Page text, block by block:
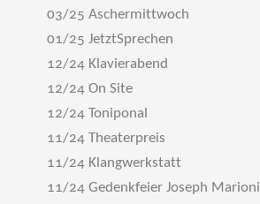
03/25 Aschermittwoch
01/25 JetztSprechen
12/24 Klavierabend
12/24 On Site
12/24 Toniponal
11/24 Theaterpreis
11/24 Klangwerkstatt
11/24 Gedenkfeier Joseph Marioni